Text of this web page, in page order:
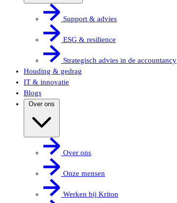
Support & advies
ESG & resilience
Strategisch advies in de accountancy
Houding & gedrag
IT & innovatie
Blogs
Over ons
Over ons
Onze mensen
Werken bij Kriton